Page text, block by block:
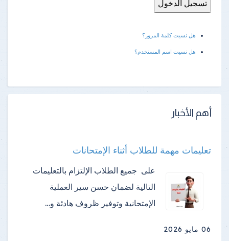
هل نسيت كلمة المرور؟
هل نسيت اسم المستخدم؟
أهم الأخبار
تعليمات مهمة للطلاب أثناء الإمتحانات
على جميع الطلاب الإلتزام بالتعليمات
التالية لضمان حسن سير العملية
الإمتحانية وتوفير ظروف هادئة و…
06 مايو 2026